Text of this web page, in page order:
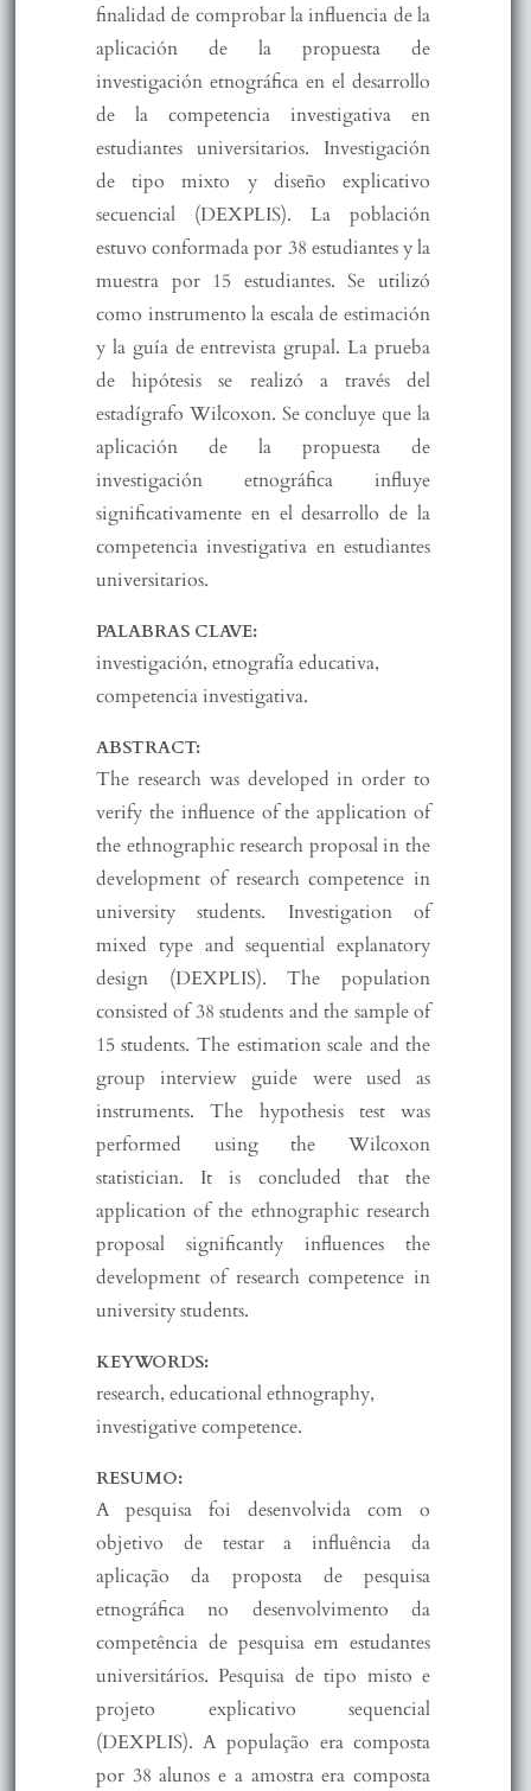
finalidad de comprobar la influencia de la
aplicación de la propuesta de
investigación etnográfica en el desarrollo
de la competencia investigativa en
estudiantes universitarios. Investigación
de tipo mixto y diseño explicativo
secuencial (DEXPLIS). La población
estuvo conformada por 38 estudiantes y la
muestra por 15 estudiantes. Se utilizó
como instrumento la escala de estimación
y la guía de entrevista grupal. La prueba
de hipótesis se realizó a través del
estadígrafo Wilcoxon. Se concluye que la
aplicación de la propuesta de
investigación etnográfica influye
significativamente en el desarrollo de la
competencia investigativa en estudiantes
universitarios.
PALABRAS CLAVE:
investigación, etnografía educativa,
competencia investigativa.
ABSTRACT:
The research was developed in order to
verify the influence of the application of
the ethnographic research proposal in the
development of research competence in
university students. Investigation of
mixed type and sequential explanatory
design (DEXPLIS). The population
consisted of 38 students and the sample of
15 students. The estimation scale and the
group interview guide were used as
instruments. The hypothesis test was
performed using the Wilcoxon
statistician. It is concluded that the
application of the ethnographic research
proposal significantly influences the
development of research competence in
university students.
KEYWORDS:
research, educational ethnography,
investigative competence.
RESUMO:
A pesquisa foi desenvolvida com o
objetivo de testar a influência da
aplicação da proposta de pesquisa
etnográfica no desenvolvimento da
competência de pesquisa em estudantes
universitários. Pesquisa de tipo misto e
projeto explicativo sequencial
(DEXPLIS). A população era composta
por 38 alunos e a amostra era composta